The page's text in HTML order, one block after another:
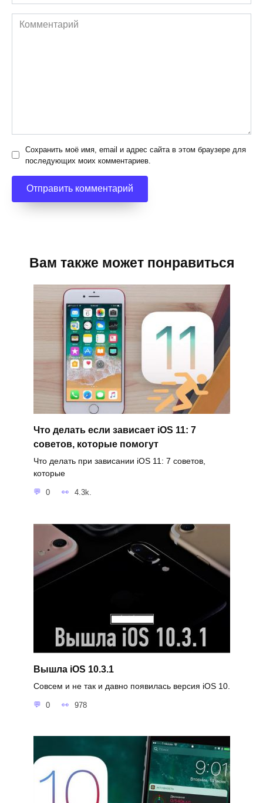
Комментарий
Сохранить моё имя, email и адрес сайта в этом браузере для
последующих моих комментариев.
Вам также может понравиться
Что делать если зависает iOS 11: 7
советов, которые помогут
Что делать при зависании iOS 11: 7 советов,
которые
0 4.3k.
Вышла iOS 10.3.1
Совсем и не так и давно появилась версия iOS 10.
0 978